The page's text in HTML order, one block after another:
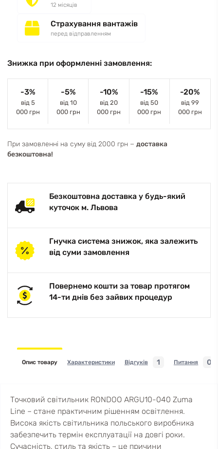
12 місяців
Страхування вантажів
перед відправленням
Знижка при оформленні замовлення:
-3%
від 5
000 грн
-5%
від 10
000 грн
-10%
від 20
000 грн
-15%
від 50
000 грн
-20%
від 99
000 грн
При замовленні на суму від 2000 грн − доставка
безкоштовна!
Безкоштовна доставка у будь-який
куточок м. Львова
Гнучка система знижок, яка залежить
від суми замовлення
Повернемо кошти за товар протягом
14-ти днів без зайвих процедур
Опис товару Характеристики Відгуків 1 Питання 0
Точковий світильник RONDOO ARGU10-040 Zuma
Line – стане практичним рішенням освітлення.
Висока якість світильника польського виробника
забезпечить термін експлуатації на довгі роки.
Сучасність, стиль та якість – це причини